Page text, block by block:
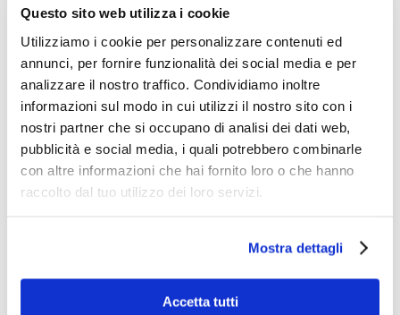
Questo sito web utilizza i cookie
Utilizziamo i cookie per personalizzare contenuti ed
annunci, per fornire funzionalità dei social media e per
analizzare il nostro traffico. Condividiamo inoltre
informazioni sul modo in cui utilizzi il nostro sito con i
nostri partner che si occupano di analisi dei dati web,
pubblicità e social media, i quali potrebbero combinarle
con altre informazioni che hai fornito loro o che hanno
raccolto dal tuo utilizzo dei loro servizi.
Mostra dettagli
Accetta tutti
eseguire regolarmente controlli periodici sia della situazione della
bocca sia dell'efficacia nel tempo della terapia dell'OSAS.
Il trattamento con gli avanzatori mandibolari MAD è molto ben
accettato dai pazienti: non è invasivo, se sussistono le indicazioni e
le condizioni orali corrette può essere pronto rapidamente,
rappresenta una valida alternativa alla CPAP nei pazienti intolleranti,
ha un minimo ingombro e può essere così trasportato ovunque
facilmente e i risultati positivi della terapia sono apprezzabili dal
paziente nel giro di poco tempo.